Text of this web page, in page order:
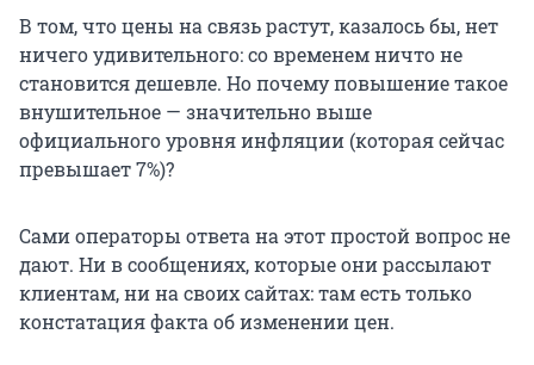
В том, что цены на связь растут, казалось бы, нет
ничего удивительного: со временем ничто не
становится дешевле. Но почему повышение такое
внушительное — значительно выше
официального уровня инфляции (которая сейчас
превышает 7%)?
Сами операторы ответа на этот простой вопрос не
дают. Ни в сообщениях, которые они рассылают
клиентам, ни на своих сайтах: там есть только
констатация факта об изменении цен.